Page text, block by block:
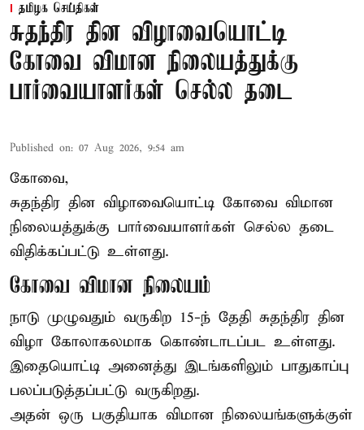
தமிழக செய்திகள்
சுதந்திர தின விழாவையொட்டி
கோவை விமான நிலையத்துக்கு
பார்வையாளர்கள் செல்ல தடை
Published on: 07 Aug 2026, 9:54 am
கோவை,
சுதந்திர தின விழாவையொட்டி கோவை விமான
நிலையத்துக்கு பார்வையாளர்கள் செல்ல தடை
விதிக்கப்பட்டு உள்ளது.
கோவை விமான நிலையம்
நாடு முழுவதும் வருகிற 15-ந் தேதி சுதந்திர தின
விழா கோலாகலமாக கொண்டாடப்பட உள்ளது.
இதையொட்டி அனைத்து இடங்களிலும் பாதுகாப்பு
பலப்படுத்தப்பட்டு வருகிறது.
அதன் ஒரு பகுதியாக விமான நிலையங்களுக்குள்